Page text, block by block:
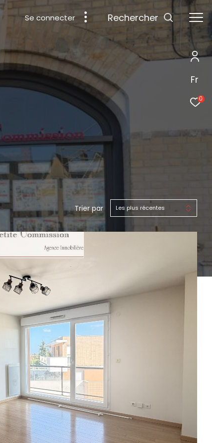
Fr
0
Se connecter rechercher
Trier par Les plus récentes